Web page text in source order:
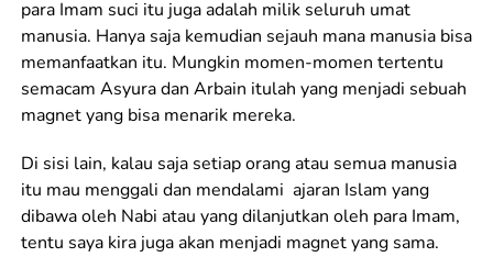
para Imam suci itu juga adalah milik seluruh umat
manusia. Hanya saja kemudian sejauh mana manusia bisa
memanfaatkan itu. Mungkin momen-momen tertentu
semacam Asyura dan Arbain itulah yang menjadi sebuah
magnet yang bisa menarik mereka.
Di sisi lain, kalau saja setiap orang atau semua manusia
itu mau menggali dan mendalami ajaran Islam yang
dibawa oleh Nabi atau yang dilanjutkan oleh para Imam,
tentu saya kira juga akan menjadi magnet yang sama.